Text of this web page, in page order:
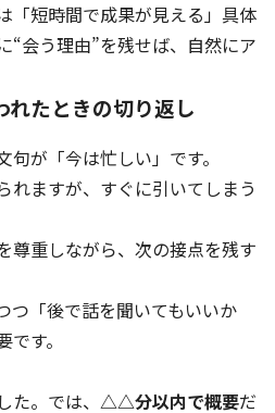
「短時間で成果が見える」具体
“会う理由”を残せば、自然にア
れたときの切り返し
が「今は忙しい」です。
れますが、すぐに引いてしまう
尊重しながら、次の接点を残す
つ「後で話を聞いてもいいか
す。
。では、 △△分以内で概要だ